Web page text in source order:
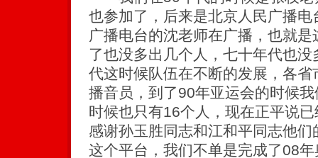
也参加了，后来是北京人民广播
广播电台的沈老师在广播，也就
了也没多出几个人，七十年代也
代这时候队伍在不断的发展，各
播音员，到了90年亚运会的时候
时候也只有16个人，现在正平说
感谢孙玉胜同志和江和平同志他
这个平台，我们不单是完成了08